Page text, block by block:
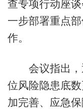
查专项行动座
一步部署重点
作。
会议指出，
位风险隐患底
加完善、应急